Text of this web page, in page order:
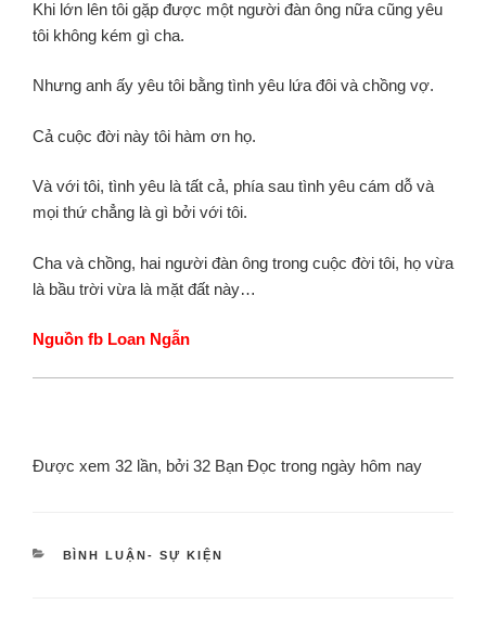
Khi lớn lên tôi gặp được một người đàn ông nữa cũng yêu
tôi không kém gì cha.
Nhưng anh ấy yêu tôi bằng tình yêu lứa đôi và chồng vợ.
Cả cuộc đời này tôi hàm ơn họ.
Và với tôi, tình yêu là tất cả, phía sau tình yêu cám dỗ và
mọi thứ chẳng là gì bởi với tôi.
Cha và chồng, hai người đàn ông trong cuộc đời tôi, họ vừa
là bầu trời vừa là mặt đất này…
Nguồn fb Loan Ngẫn
Được xem 32 lần, bởi 32 Bạn Đọc trong ngày hôm nay
BÌNH LUẬN- SỰ KIỆN